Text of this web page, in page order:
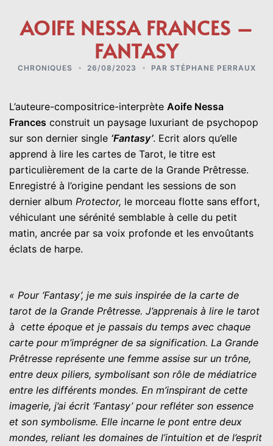
AOIFE NESSA FRANCES –
FANTASY
CHRONIQUES 26/08/2023 PAR STÉPHANE PERRAUX
L’auteure-compositrice-interprète Aoife Nessa
Frances construit un paysage luxuriant de psychopop
sur son dernier single ‘Fantasy’. Ecrit alors qu’elle
apprend à lire les cartes de Tarot, le titre est
particulièrement de la carte de la Grande Prêtresse.
Enregistré à l’origine pendant les sessions de son
dernier album Protector, le morceau flotte sans effort,
véhiculant une sérénité semblable à celle du petit
matin, ancrée par sa voix profonde et les envoûtants
éclats de harpe.
« Pour ‘Fantasy’, je me suis inspirée de la carte de
tarot de la Grande Prêtresse. J’apprenais à lire le tarot
à cette époque et je passais du temps avec chaque
carte pour m’imprégner de sa signification. La Grande
Prêtresse représente une femme assise sur un trône,
entre deux piliers, symbolisant son rôle de médiatrice
entre les différents mondes. En m’inspirant de cette
imagerie, j’ai écrit ‘Fantasy’ pour refléter son essence
et son symbolisme. Elle incarne le pont entre deux
mondes, reliant les domaines de l’intuition et de l’esprit